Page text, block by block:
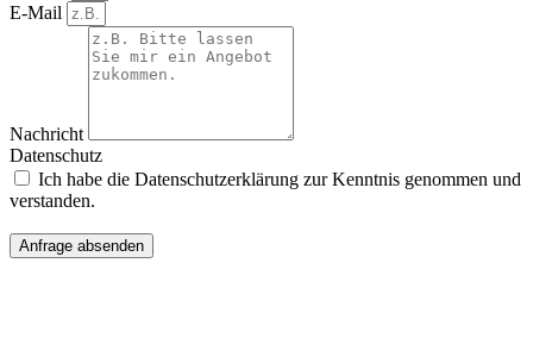
E-Mail
Nachricht
Datenschutz
Ich habe die Datenschutzerklärung zur Kenntnis genommen und
verstanden.
Anfrage absenden